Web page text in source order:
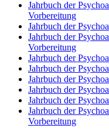
Jahrbuch der
Vorbereitung
Jahrbuch der
Jahrbuch der
Vorbereitung
Jahrbuch der
Jahrbuch der
Jahrbuch der
Jahrbuch der
Jahrbuch der
Jahrbuch der
Vorbereitung